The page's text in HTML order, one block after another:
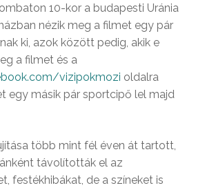
10-kor a budapesti Uránia
nézik meg a filmet egy pár
ki, azok között pedig, akik e
a filmet és a
vizipokmozi oldalra
egy másik pár sportcipő lel majd
több mint fél éven át tartott,
távolították el az
festékhibákat, de a színeket is